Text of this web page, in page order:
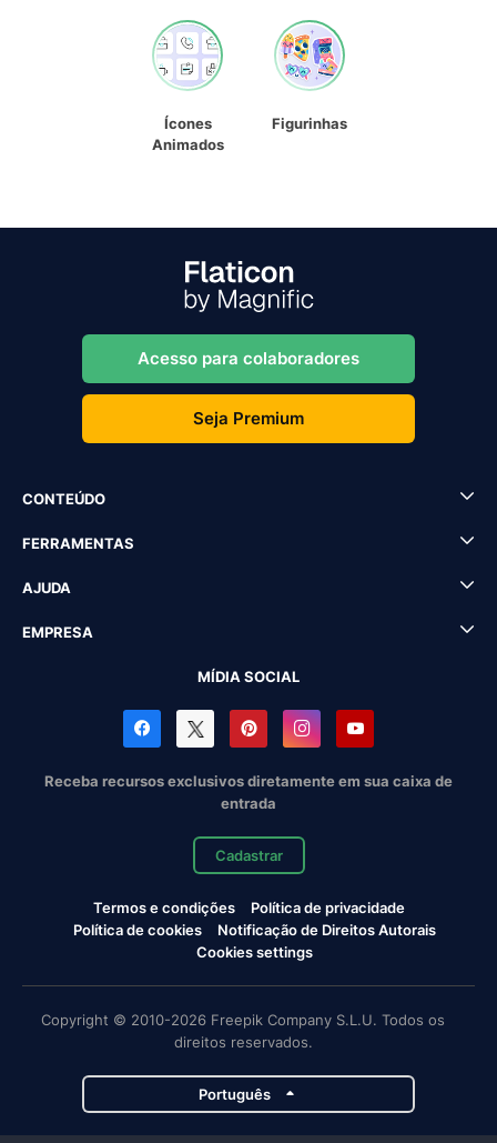
Ícones
Animados
Figurinhas
Acesso para colaboradores
Seja Premium
CONTEÚDO
FERRAMENTAS
AJUDA
EMPRESA
MÍDIA SOCIAL
Receba recursos exclusivos diretamente em sua caixa de
entrada
Cadastrar
Termos e condições
Política de privacidade
Política de cookies
Notificação de Direitos Autorais
Cookies settings
Copyright © 2010-2026 Freepik Company S.L.U. Todos os
direitos reservados.
Português